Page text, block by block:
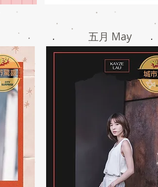
五月 May